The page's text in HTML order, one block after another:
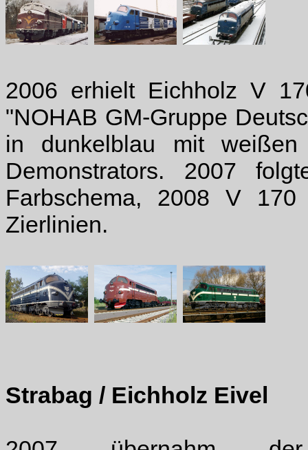
2006 erhielt Eichholz V
"NOHAB GM-Gruppe
in dunkelblau mit
Demonstrators. 2007
Farbschema, 2008 V
Zierlinien.
Strabag / Eichholz Eivel